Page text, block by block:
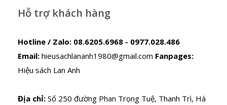
Hỗ trợ khách hàng
Hotline / Zalo: 08.6205.6968 - 0977.028.486
Email: hieusachlananh1980@gmail.com Fanpages:
Hiệu sách Lan Anh
Địa chỉ: Số 250 đường Phan Trọng Tuệ, Thanh Trì, Hà